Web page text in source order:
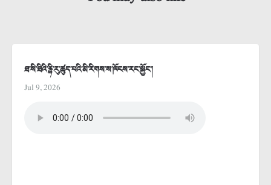
ཐ་སི་ཐིའི་རྙི་རུ་ཚུད་པའི་མི་རིགས་ས་ཁོངས་རང་སྐྱོང་།
Jul 9, 2026